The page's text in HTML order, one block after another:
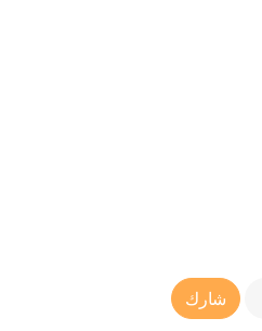
Article Link
شارك